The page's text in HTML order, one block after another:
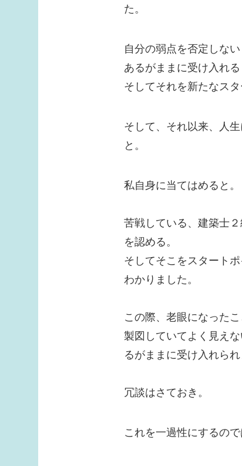
た。
自分の弱点を否定しない
あるがままに受け入れる
そしてそれを新たなス
そして、それ以来、人
と。
私自身に当てはめると。
苦戦している、建築士
を認める。
そしてそこをスタート
わかりました。
この際、老眼になった
製図していてよく見え
るがままに受け入れられ
冗談はさておき。
これを一過性にするので